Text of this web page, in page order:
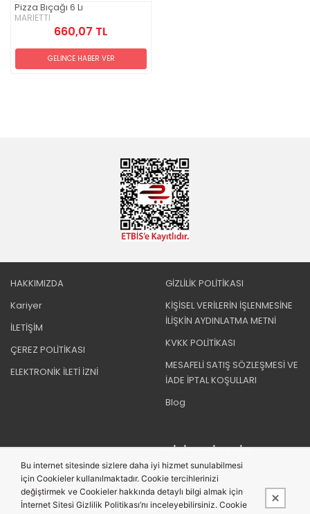
Pizza Bıçağı 6 Lı
MARIETTI
660,07 TL
GELİNCE HABER VER
HAKKIMIZDA
Kariyer
İLETİŞİM
ÇEREZ POLİTİKASI
ELEKTRONİK İLETİ İZNİ
GİZLİLİK POLİTİKASI
KİŞİSEL VERİLERİN İŞLENMESİNE
İLİŞKİN AYDINLATMA METNİ
KVKK POLİTİKASI
MESAFELİ SATIŞ SÖZLEŞMESİ VE
İADE İPTAL KOŞULLARI
Blog
BIZI TAKIP EDIN
Bu internet sitesinde sizlere daha iyi hizmet sunulabilmesi
için Cookieler kullanılmaktadır. Cookie tercihlerinizi
değiştirmek ve Cookieler hakkında detaylı bilgi almak için
İnternet Sitesi Gizlilik Politikası’nı inceleyebilirsiniz. Cookie